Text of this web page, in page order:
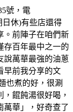
號，電
日休)有些店還得
。前陣子在咱們新
存百年最中之一的
說萬華最強的油蔥
早前我分享的文
也煮的好，很涮
餛飩湯很好喝，
萬華」，好奇查了